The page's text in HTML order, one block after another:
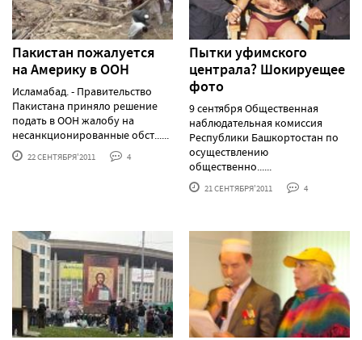
Пакистан пожалуется
на Америку в ООН
Исламабад. - Правительство
Пакистана приняло решение
подать в ООН жалобу на
несанкционированные обст......
22 СЕНТЯБРЯ'2011 4
Пытки уфимского
централа? Шокируещее
фото
9 сентября Общественная
наблюдательная комиссия
Республики Башкортостан по
осуществлению
общественно......
21 СЕНТЯБРЯ'2011 4